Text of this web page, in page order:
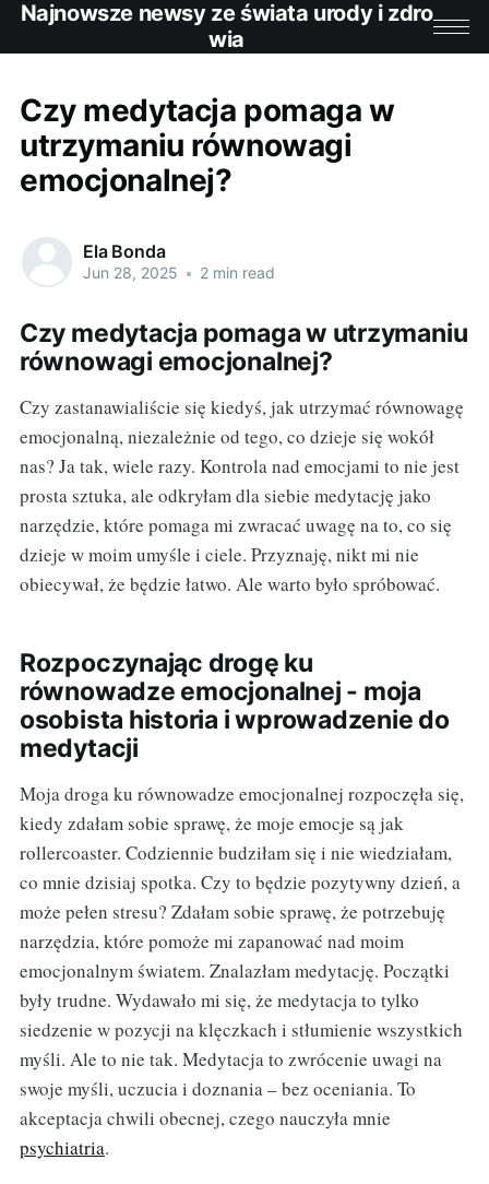
Najnowsze newsy ze świata urody i zdro
wia
Czy medytacja pomaga w
utrzymaniu równowagi
emocjonalnej?
Ela Bonda
Jun 28, 2025 • 2 min read
Czy medytacja pomaga w utrzymaniu
równowagi emocjonalnej?
Czy zastanawialiście się kiedyś, jak utrzymać równowagę
emocjonalną, niezależnie od tego, co dzieje się wokół
nas? Ja tak, wiele razy. Kontrola nad emocjami to nie jest
prosta sztuka, ale odkryłam dla siebie medytację jako
narzędzie, które pomaga mi zwracać uwagę na to, co się
dzieje w moim umyśle i ciele. Przyznaję, nikt mi nie
obiecywał, że będzie łatwo. Ale warto było spróbować.
Rozpoczynając drogę ku
równowadze emocjonalnej - moja
osobista historia i wprowadzenie do
medytacji
Moja droga ku równowadze emocjonalnej rozpoczęła się,
kiedy zdałam sobie sprawę, że moje emocje są jak
rollercoaster. Codziennie budziłam się i nie wiedziałam,
co mnie dzisiaj spotka. Czy to będzie pozytywny dzień, a
może pełen stresu? Zdałam sobie sprawę, że potrzebuję
narzędzia, które pomoże mi zapanować nad moim
emocjonalnym światem. Znalazłam medytację. Początki
były trudne. Wydawało mi się, że medytacja to tylko
siedzenie w pozycji na klęczkach i stłumienie wszystkich
myśli. Ale to nie tak. Medytacja to zwrócenie uwagi na
swoje myśli, uczucia i doznania – bez oceniania. To
akceptacja chwili obecnej, czego nauczyła mnie
psychiatria.